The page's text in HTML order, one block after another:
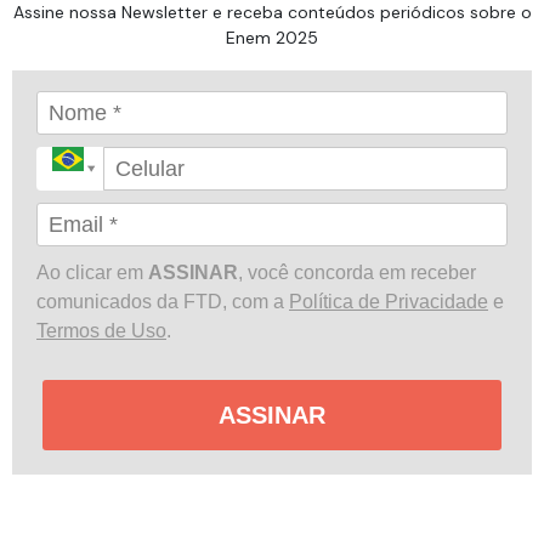
Assine nossa Newsletter e receba conteúdos periódicos sobre o
Enem 2025
Ao clicar em ASSINAR, você concorda em receber
comunicados da FTD, com a Política de Privacidade e
Termos de Uso.
ASSINAR